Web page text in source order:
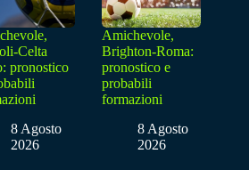
Celta
pronostico
8 Agosto
2026
Amichevole,
Brighton-Roma:
pronostico e
probabili
formazioni
8 Agosto
2026